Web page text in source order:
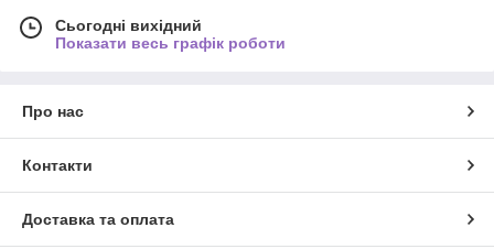
Сьогодні вихідний
Показати весь графік роботи
Про нас
Контакти
Доставка та оплата